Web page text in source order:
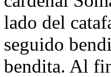
lado del
seguido
bendita. Al